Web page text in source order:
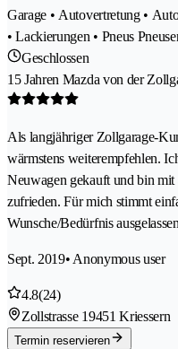
Garage • Autovertretung •
• Lackierungen • Pneus
Geschlossen
15 Jahren Mazda von der
Als langjähriger Zollgarage-
wärmstens weiterempfehlen.
Neuwagen gekauft und bin mit
zufrieden. Für mich stimmt
Wunsche/Bedürfnis
Sept. 2019• Anonymous user
4.8(24)
Zollstrasse 19451 Kriessern
Termin reservieren